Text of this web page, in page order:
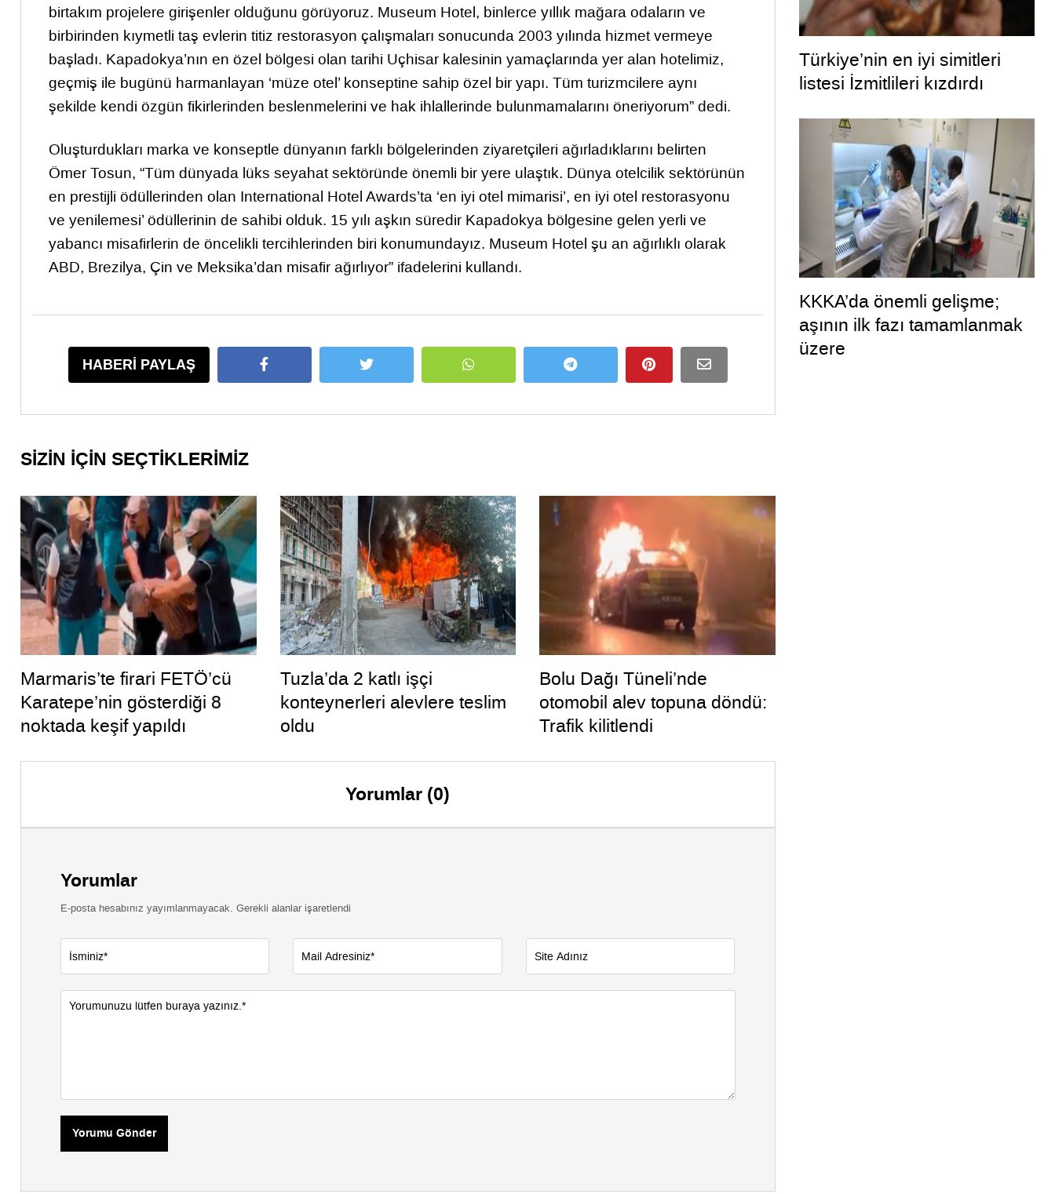
birtakım projelere girişenler olduğunu görüyoruz. Museum Hotel, binlerce yıllık mağara odaların ve
birbirinden kıymetli taş evlerin titiz restorasyon çalışmaları sonucunda 2003 yılında hizmet vermeye
başladı. Kapadokya’nın en özel bölgesi olan tarihi Uçhisar kalesinin yamaçlarında yer alan hotelimiz,
geçmiş ile bugünü harmanlayan ‘müze otel’ konseptine sahip özel bir yapı. Tüm turizmcilere aynı
şekilde kendi özgün fikirlerinden beslenmelerini ve hak ihlallerinde bulunmamalarını öneriyorum” dedi.
Oluşturdukları marka ve konseptle dünyanın farklı bölgelerinden ziyaretçileri ağırladıklarını belirten
Ömer Tosun, “Tüm dünyada lüks seyahat sektöründe önemli bir yere ulaştık. Dünya otelcilik sektörünün
en prestijli ödüllerinden olan International Hotel Awards’ta ‘en iyi otel mimarisi’, en iyi otel restorasyonu
ve yenilemesi’ ödüllerinin de sahibi olduk. 15 yılı aşkın süredir Kapadokya bölgesine gelen yerli ve
yabancı misafirlerin de öncelikli tercihlerinden biri konumundayız. Museum Hotel şu an ağırlıklı olarak
ABD, Brezilya, Çin ve Meksika’dan misafir ağırlıyor” ifadelerini kullandı.
HABERİ PAYLAŞ
SİZİN İÇİN SEÇTİKLERİMİZ
Marmaris’te firari FETÖ’cü
Karatepe’nin gösterdiği 8
noktada keşif yapıldı
Tuzla’da 2 katlı işçi
konteynerleri alevlere teslim
oldu
Bolu Dağı Tüneli’nde
otomobil alev topuna döndü:
Trafik kilitlendi
Yorumlar (0)
Yorumlar
E-posta hesabınız yayımlanmayacak. Gerekli alanlar işaretlendi
Yorumu Gönder
Türkiye’nin en iyi simitleri
listesi İzmitlileri kızdırdı
KKKA’da önemli gelişme;
aşının ilk fazı tamamlanmak
üzere